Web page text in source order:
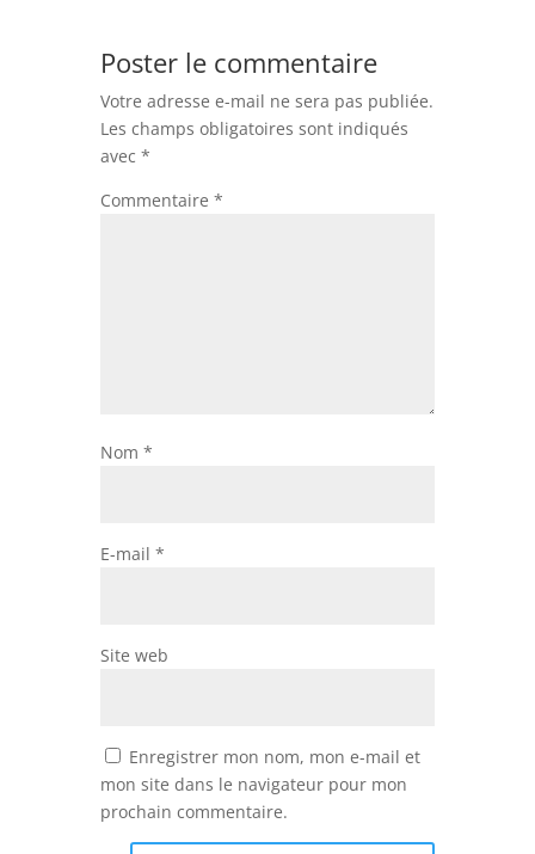
Poster le commentaire
Votre adresse e-mail ne sera pas publiée.
Les champs obligatoires sont indiqués
avec *
Commentaire *
Nom *
E-mail *
Site web
Enregistrer mon nom, mon e-mail et
mon site dans le navigateur pour mon
prochain commentaire.